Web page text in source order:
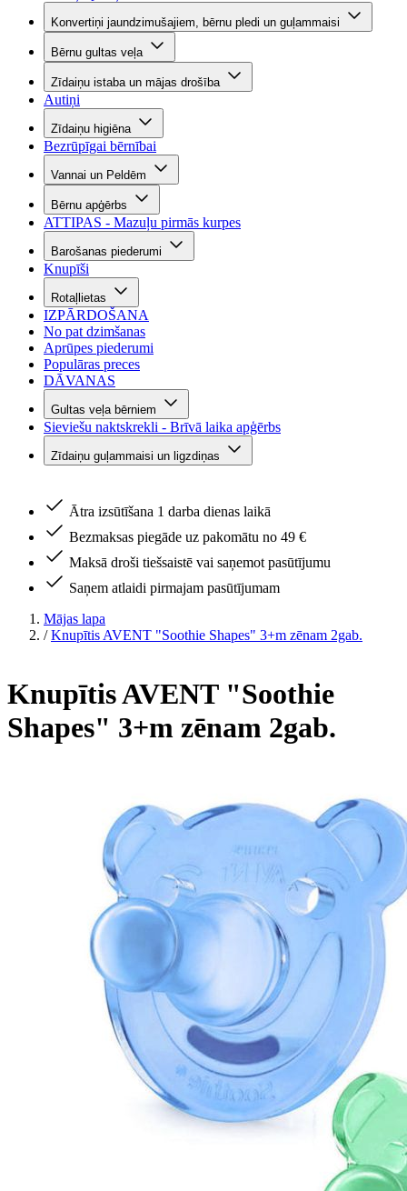
Konvertiņi jaundzimušajiem, bērnu pledi un guļammaisi
Bērnu gultas veļa
Zīdaiņu istaba un mājas drošība
Autiņi
Zīdaiņu higiēna
Bezrūpīgai bērnībai
Vannai un Peldēm
Bērnu apģērbs
ATTIPAS - Mazuļu pirmās kurpes
Barošanas piederumi
Knupīši
Rotaļlietas
IZPĀRDOŠANA
No pat dzimšanas
Aprūpes piederumi
Populāras preces
DĀVANAS
Gultas veļa bērniem
Sieviešu naktskrekli - Brīvā laika apģērbs
Zīdaiņu guļammaisi un ligzdiņas
Ātra izsūtīšana 1 darba dienas laikā
Bezmaksas piegāde uz pakomātu no 49 €
Maksā droši tiešsaistē vai saņemot pasūtījumu
Saņem atlaidi pirmajam pasūtījumam
Mājas lapa
/ Knupītis AVENT "Soothie Shapes" 3+m zēnam 2gab.
Knupītis AVENT "Soothie
Shapes" 3+m zēnam 2gab.